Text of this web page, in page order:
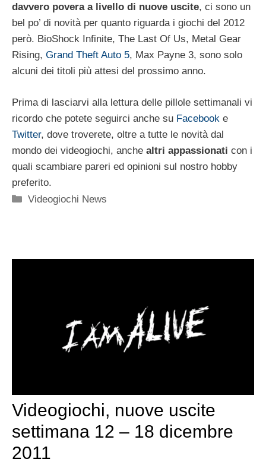
davvero povera a livello di nuove uscite, ci sono un
bel po’ di novità per quanto riguarda i giochi del 2012
però. BioShock Infinite, The Last Of Us, Metal Gear
Rising, Grand Theft Auto 5, Max Payne 3, sono solo
alcuni dei titoli più attesi del prossimo anno.
Prima di lasciarvi alla lettura delle pillole settimanali vi
ricordo che potete seguirci anche su Facebook e
Twitter, dove troverete, oltre a tutte le novità dal
mondo dei videogiochi, anche altri appassionati con i
quali scambiare pareri ed opinioni sul nostro hobby
preferito.
Categorie
Videogiochi News
Videogiochi, nuove uscite
settimana 12 – 18 dicembre
2011